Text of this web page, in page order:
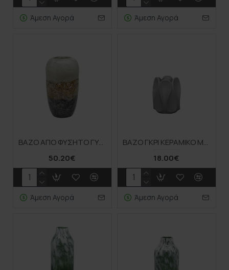
Άμεση Αγορά Άμεση Αγορά
ΒΑΖΟ ΑΠΟ ΦΥΣΗΤΟ ΓΥΑΛΙ ΩΟΕΙΔΕΣ ΜΠΕΖ/ΜΕΛΙ & ΓΚΡΙ ΜΑΡΜΑΡΟ ΜΕΓΑΛΟ - Φ17.5x31cm 4/ΚΙΒ
50.20€
Άμεση Αγορά
ΒΑΖΟ ΓΚΡΙ ΚΕΡΑΜΙΚΟ ΜΕ ΠΤΥΧΩΣΕΙΣ - 16x20cm 1/12ΚΙΒ
18.00€
Άμεση Αγορά